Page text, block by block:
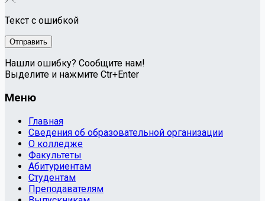
Текст с ошибкой
Нашли ошибку? Сообщите нам!
Выделите и нажмите Ctr+Enter
Меню
Главная
Сведения об образовательной организации
О колледже
Факультеты
Абитуриентам
Студентам
Преподавателям